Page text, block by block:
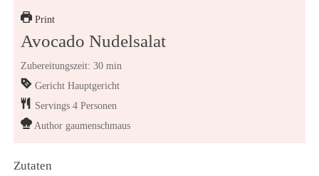
Print
Avocado Nudelsalat
Zubereitungszeit: 30 min
Gericht Hauptgericht
Servings 4 Personen
Author gaumenschmaus
Zutaten